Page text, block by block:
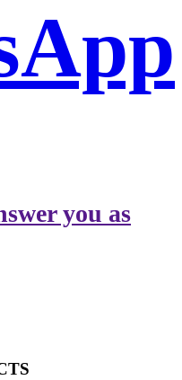
you as